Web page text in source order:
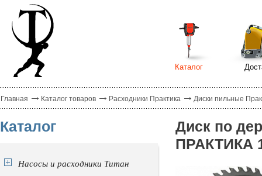
Каталог
Главная Каталог товаров Расходники Практика Диски пильные
Каталог
Насосы и расходники Титан
Диск по
ПРАКТИКА